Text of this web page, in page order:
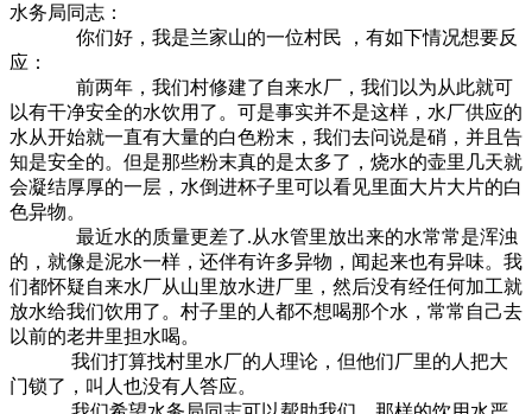
水务局同志：
你们好，我是兰家山的一位村民 ，有如下情况想要反
应：
前两年，我们村修建了自来水厂，我们以为从此就可
以有干净安全的水饮用了。可是事实并不是这样，水厂供应的
水从开始就一直有大量的白色粉末，我们去问说是硝，并且告
知是安全的。但是那些粉末真的是太多了，烧水的壶里几天就
会凝结厚厚的一层，水倒进杯子里可以看见里面大片大片的白
色异物。
最近水的质量更差了.从水管里放出来的水常常是浑浊
的，就像是泥水一样，还伴有许多异物，闻起来也有异味。我
们都怀疑自来水厂从山里放水进厂里，然后没有经任何加工就
放水给我们饮用了。村子里的人都不想喝那个水，常常自己去
以前的老井里担水喝。
我们打算找村里水厂的人理论，但他们厂里的人把大
门锁了，叫人也没有人答应。